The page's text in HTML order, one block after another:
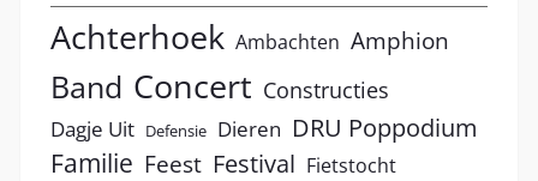
Achterhoek Ambachten Amphion
Band Concert Constructies
Dagje Uit Defensie Dieren DRU Poppodium
Familie Feest Festival Fietstocht